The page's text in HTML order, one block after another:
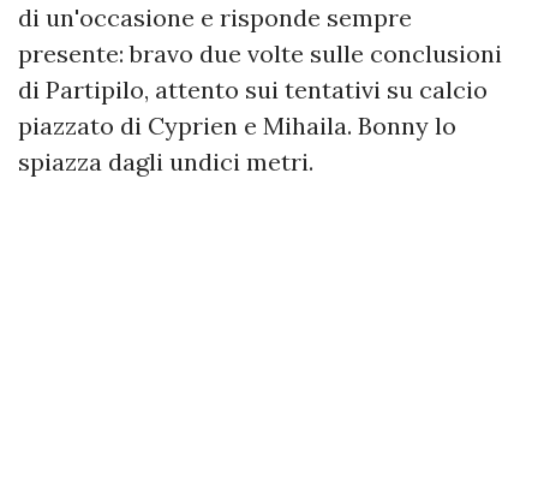
di un'occasione e risponde sempre
presente: bravo due volte sulle conclusioni
di Partipilo, attento sui tentativi su calcio
piazzato di Cyprien e Mihaila. Bonny lo
spiazza dagli undici metri.